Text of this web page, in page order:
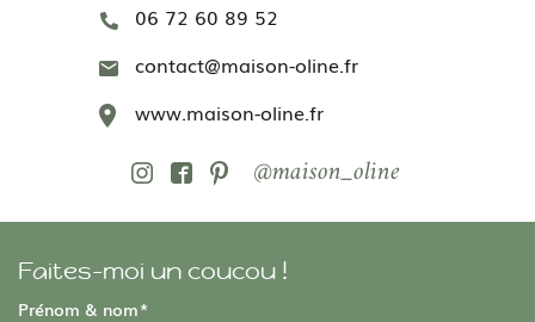
06 72 60 89 52
contact@maison-oline.fr
www.maison-oline.fr
@maison_oline
Faites-moi un coucou !
Prénom & nom*